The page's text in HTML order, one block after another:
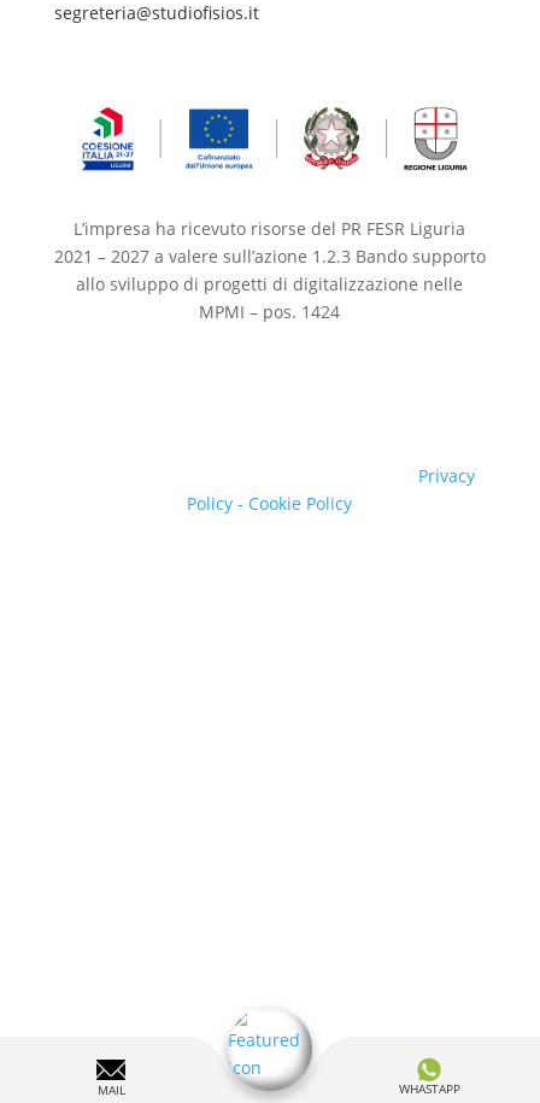
segreteria@studiofisios.it
L’impresa ha ricevuto risorse del PR FESR Liguria
2021 – 2027 a valere sull’azione 1.2.3 Bando supporto
allo sviluppo di progetti di digitalizzazione nelle
MPMI – pos. 1424
Privacy
Policy- Cookie Policy
MAIL WHASTAPP